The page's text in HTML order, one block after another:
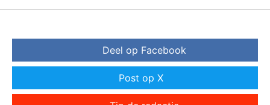
Deel op Facebook
Post op X